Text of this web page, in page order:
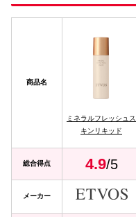
商品名
ミネラルフレッシュス
キンリキッド
総合得点 4.9/5
メーカー